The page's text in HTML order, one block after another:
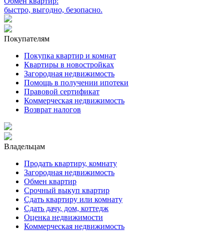
быстро, выгодно, безопасно.
Покупателям
Покупка квартир и комнат
Квартиры в новостройках
Загородная недвижимость
Помощь в получении ипотеки
Правовой сертификат
Коммерческая недвижимость
Возврат налогов
Владельцам
Продать квартиру, комнату
Загородная недвижимость
Обмен квартир
Срочный выкуп квартир
Сдать квартиру или комнату
Сдать дачу, дом, коттедж
Оценка недвижимости
Коммерческая недвижимость